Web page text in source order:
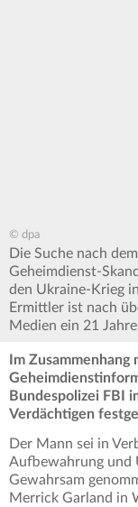
© dpa
Die Suche nach
Geheimdienst-
den Ukraine-Krieg
Ermittler ist nach
Medien ein 21
Im
Bundespolizei FBI
Verdächtigen
Der Mann sei in
Aufbewahrung und
Gewahrsam
Merrick Garland in